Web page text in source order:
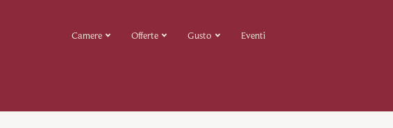
Camere Offerte Gusto Eventi